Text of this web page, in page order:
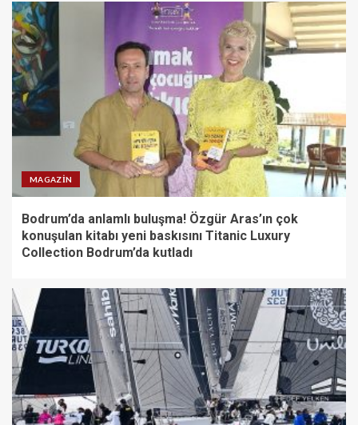
MAGAZIN
Bodrum’da anlamlı buluşma! Özgür Aras’ın çok
konuşulan kitabı yeni baskısını Titanic Luxury
Collection Bodrum’da kutladı